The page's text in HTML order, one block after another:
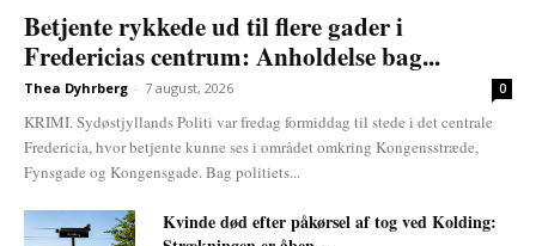
Betjente rykkede ud til flere gader i
Fredericias centrum: Anholdelse bag...
Thea Dyhrberg - 7 august, 2026 0
KRIMI. Sydøstjyllands Politi var fredag formiddag til stede i det centrale
Fredericia, hvor betjente kunne ses i området omkring Kongensstræde,
Fynsgade og Kongensgade. Bag politiets...
Kvinde død efter påkørsel af tog ved Kolding: